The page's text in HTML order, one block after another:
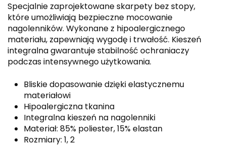
Specjalnie zaprojektowane skarpety bez stopy,
które umożliwiają bezpieczne mocowanie
nagolenników. Wykonane z hipoalergicznego
materiału, zapewniają wygodę i trwałość. Kieszeń
integralna gwarantuje stabilność ochraniaczy
podczas intensywnego użytkowania.
Bliskie dopasowanie dzięki elastycznemu
materiałowi
Hipoalergiczna tkanina
Integralna kieszeń na nagolenniki
Materiał: 85% poliester, 15% elastan
Rozmiary: 1, 2